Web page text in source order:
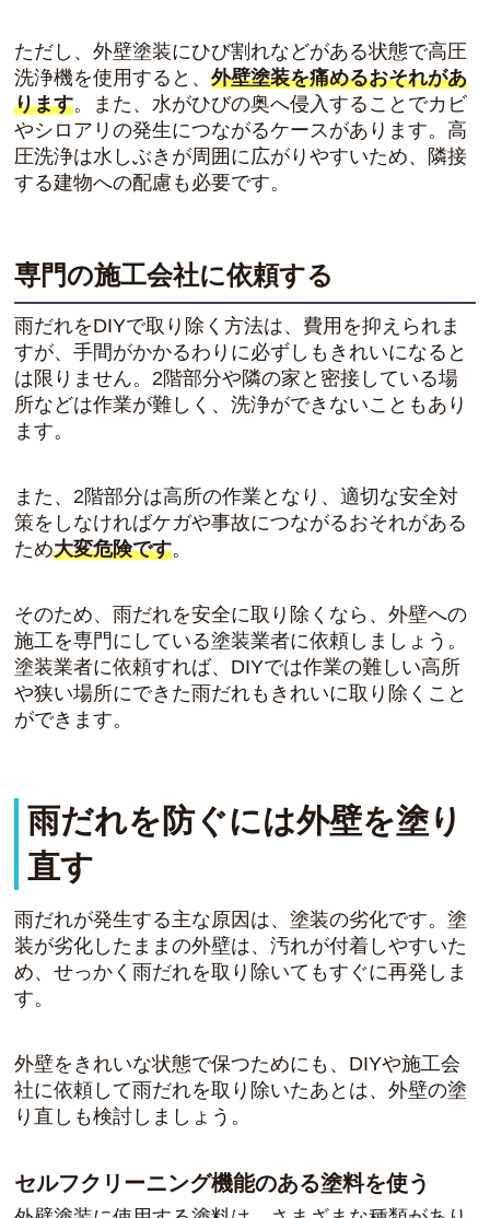
ただし、外壁塗装にひび割れなどがある状態で高圧
洗浄機を使用すると、外壁塗装を痛めるおそれがあ
ります。また、水がひびの奥へ侵入することでカビ
やシロアリの発生につながるケースがあります。高
圧洗浄は水しぶきが周囲に広がりやすいため、隣接
する建物への配慮も必要です。
専門の施工会社に依頼する
雨だれをDIYで取り除く方法は、費用を抑えられま
すが、手間がかかるわりに必ずしもきれいになると
は限りません。2階部分や隣の家と密接している場
所などは作業が難しく、洗浄ができないこともあり
ます。
また、2階部分は高所の作業となり、適切な安全対
策をしなければケガや事故につながるおそれがある
ため大変危険です。
そのため、雨だれを安全に取り除くなら、外壁への
施工を専門にしている塗装業者に依頼しましょう。
塗装業者に依頼すれば、DIYでは作業の難しい高所
や狭い場所にできた雨だれもきれいに取り除くこと
ができます。
雨だれを防ぐには外壁を塗り
直す
雨だれが発生する主な原因は、塗装の劣化です。塗
装が劣化したままの外壁は、汚れが付着しやすいた
め、せっかく雨だれを取り除いてもすぐに再発しま
す。
外壁をきれいな状態で保つためにも、DIYや施工会
社に依頼して雨だれを取り除いたあとは、外壁の塗
り直しも検討しましょう。
セルフクリーニング機能のある塗料を使う